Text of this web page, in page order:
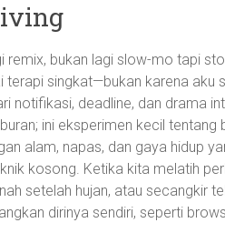
remix, bukan lagi slow-mo tapi
singkat—bukan karena aku
notifikasi, deadline, dan drama
ini eksperimen kecil tentang
alam, napas, dan gaya hidup
kosong. Ketika kita melatih
setelah hujan, atau secangkir
dirinya sendiri, seperti